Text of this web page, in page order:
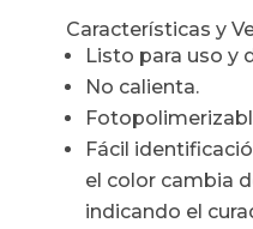
Características y
Listo para uso y
No calienta.
Fácil
el color cambia
indicando el